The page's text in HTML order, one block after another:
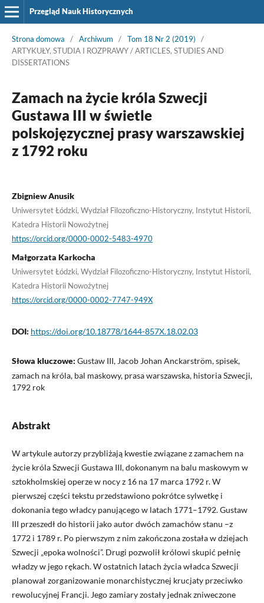
Przegląd Nauk Historycznych
Strona domowa / Archiwum / Tom 18 Nr 2 (2019)
/
ARTYKUŁY, STUDIA I ROZPRAWY / ARTICLES, STUDIES AND
DISSERTATIONS
Zamach na życie króla Szwecji
Gustawa III w świetle
polskojęzycznej prasy warszawskiej
z 1792 roku
Zbigniew Anusik
Uniwersytet Łódzki, Wydział Filozoficzno-Historyczny, Instytut Historii,
Katedra Historii Nowożytnej
https://orcid.org/0000-0002-5483-4970
Małgorzata Karkocha
Uniwersytet Łódzki, Wydział Filozoficzno-Historyczny, Instytut Historii,
Katedra Historii Nowożytnej
https://orcid.org/0000-0002-7747-949X
DOI: https://doi.org/10.18778/1644-857X.18.02.03
Słowa kluczowe: Gustaw III, Jacob Johan Anckarström, spisek,
zamach na króla, bal maskowy, prasa warszawska, historia Szwecji,
1792 rok
Abstrakt
W artykule autorzy przybliżają kwestie związane z zamachem na
życie króla Szwecji Gustawa III, dokonanym na balu maskowym w
sztokholmskiej operze w nocy z 16 na 17 marca 1792 r. W
pierwszej części tekstu przedstawiono pokrótce sylwetkę i
dokonania tego władcy panującego w latach 1771–1792. Gustaw
III przeszedł do historii jako autor dwóch zamachów stanu –z
1772 i 1789 r. Po pierwszym z nim zakończona została w dziejach
Szwecji „epoka wolności”. Drugi pozwolił królowi skupić pełnię
władzy w jego rękach. W ostatnich latach życia władca Szwecji
planował zorganizowanie monarchistycznej krucjaty przeciwko
rewolucyjnej Francji. Jego zamiary zostały jednak zniweczone